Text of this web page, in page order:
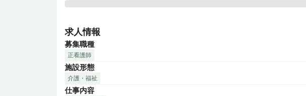
■ICT化（デジタル化）で業務効率UP
■正看護師・准看護師ともに歓迎です！
■教育体制が整っているので初心者もOK！
■経験やスキルを活かす経験者も活躍中！
★定員54名の介護付有料老人ホームでの看護のお仕事です
■健康管理
■簡単な医療処置
求人情報
募集職種
正看護師
施設形態
介護・福祉
仕事内容